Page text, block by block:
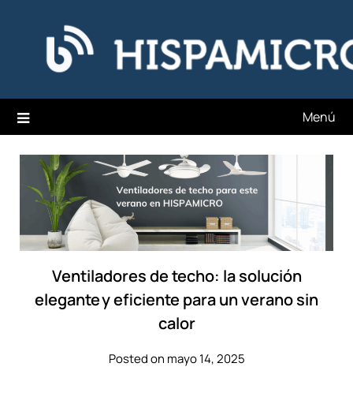
contenido
Hispamicro Blog
Menú
Ventiladores de techo: la solución
elegante y eficiente para un verano sin
calor
Posted on mayo 14, 2025